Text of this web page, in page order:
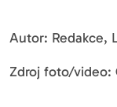
Autor: Redakce,
Zdroj foto/video: